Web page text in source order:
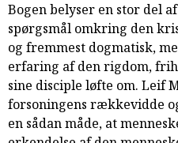
til
udlån
6.0:
Bibelen
7.0:
Arrangementer
7.1:
Sommerstævne
7.2:
Nordisk
samarbejde
Bogen belyser en stor del
spørgsmål omkring den
og fremmest dogmatisk,
erfaring af den rigdom,
sine disciple løfte om. Leif
forsoningens rækkevidde
en sådan måde, at